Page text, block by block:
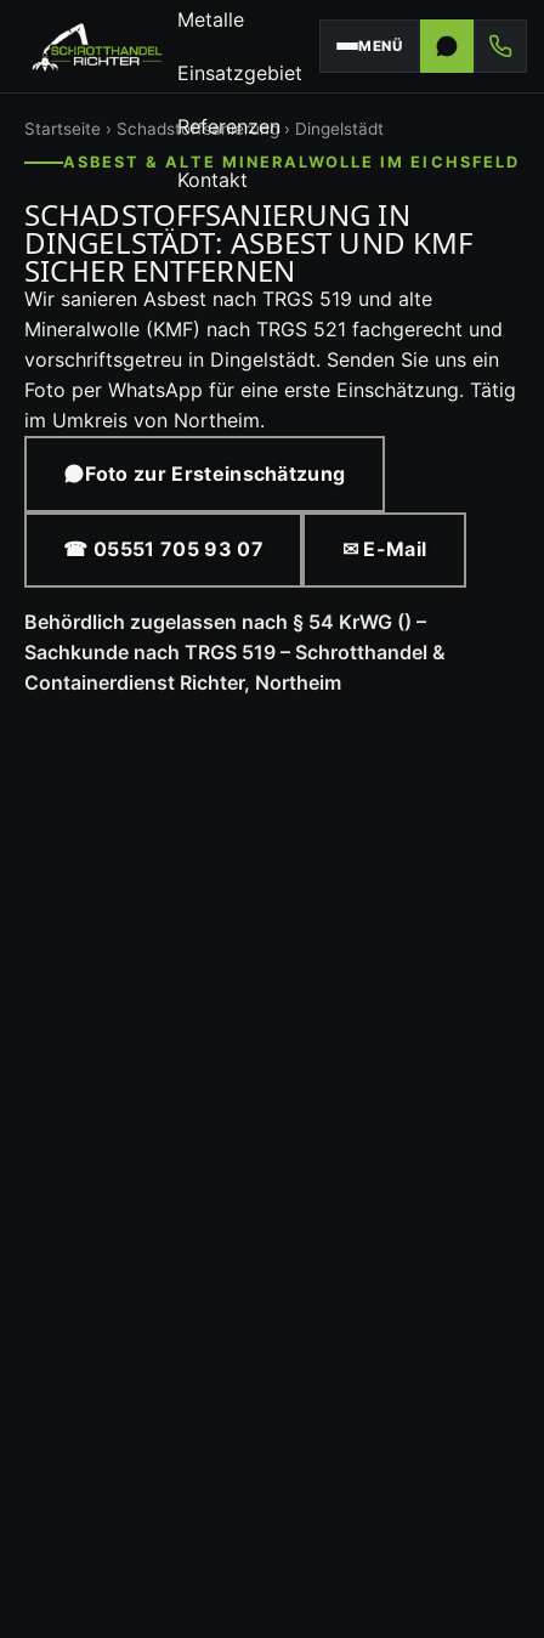
Metalle
Einsatzgebiet
Referenzen
Kontakt
MENÜ
Startseite › Schadstoffsanierung› Dingelstädt
ASBEST & ALTE MINERALWOLLE IM EICHSFELD
SCHADSTOFFSANIERUNG IN
DINGELSTÄDT: ASBEST UND KMF
SICHER ENTFERNEN
Wir sanieren Asbest nach TRGS 519 und alte
Mineralwolle (KMF) nach TRGS 521 fachgerecht und
vorschriftsgetreu in Dingelstädt. Senden Sie uns ein
Foto per WhatsApp für eine erste Einschätzung. Tätig
im Umkreis von Northeim.
Foto zur Ersteinschätzung
☎ 05551 705 93 07 ✉ E-Mail
Behördlich zugelassen nach § 54 KrWG () –
Sachkunde nach TRGS 519 – Schrotthandel &
Containerdienst Richter, Northeim